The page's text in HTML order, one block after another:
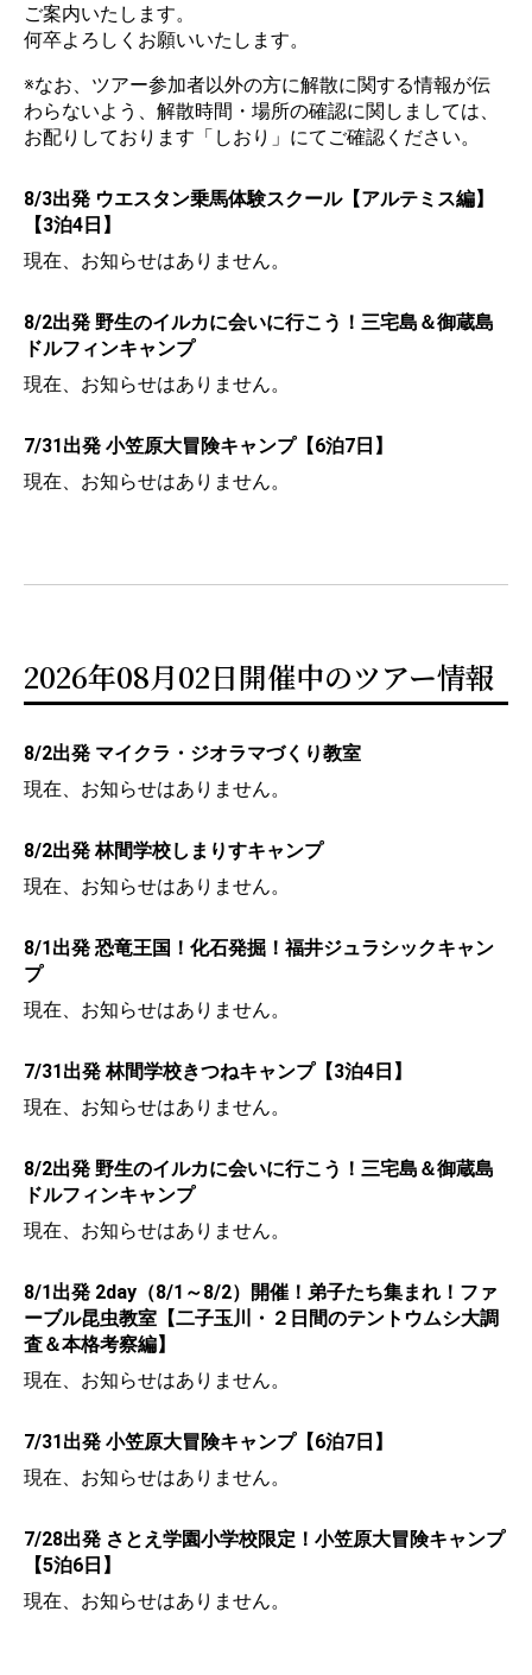
ご案内いたします。
何卒よろしくお願いいたします。
※なお、ツアー参加者以外の方に解散に関する情報が伝
わらないよう、解散時間・場所の確認に関しましては、
お配りしております「しおり」にてご確認ください。
8/3出発 ウエスタン乗馬体験スクール【アルテミス編】
【3泊4日】
現在、お知らせはありません。
8/2出発 野生のイルカに会いに行こう！三宅島＆御蔵島
ドルフィンキャンプ
現在、お知らせはありません。
7/31出発 小笠原大冒険キャンプ【6泊7日】
現在、お知らせはありません。
2026年08月02日開催中のツアー情報
8/2出発 マイクラ・ジオラマづくり教室
現在、お知らせはありません。
8/2出発 林間学校しまりすキャンプ
現在、お知らせはありません。
8/1出発 恐竜王国！化石発掘！福井ジュラシックキャン
プ
現在、お知らせはありません。
7/31出発 林間学校きつねキャンプ【3泊4日】
現在、お知らせはありません。
8/2出発 野生のイルカに会いに行こう！三宅島＆御蔵島
ドルフィンキャンプ
現在、お知らせはありません。
8/1出発 2day（8/1～8/2）開催！弟子たち集まれ！ファ
ーブル昆虫教室【二子玉川・２日間のテントウムシ大調
査＆本格考察編】
現在、お知らせはありません。
7/31出発 小笠原大冒険キャンプ【6泊7日】
現在、お知らせはありません。
7/28出発 さとえ学園小学校限定！小笠原大冒険キャンプ
【5泊6日】
現在、お知らせはありません。